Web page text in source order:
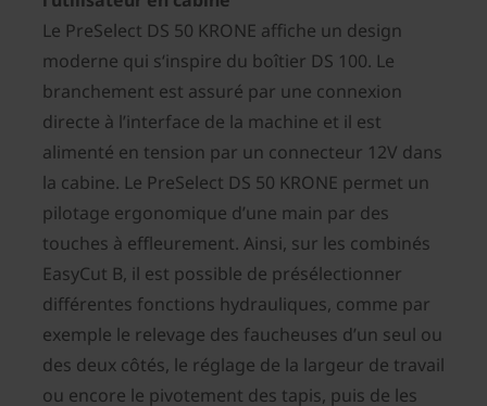
Le PreSelect DS 50 KRONE affiche un design
moderne qui s‘inspire du boîtier DS 100. Le
branchement est assuré par une connexion
directe à l’interface de la machine et il est
alimenté en tension par un connecteur 12V dans
la cabine. Le PreSelect DS 50 KRONE permet un
pilotage ergonomique d’une main par des
touches à effleurement. Ainsi, sur les combinés
EasyCut B, il est possible de présélectionner
différentes fonctions hydrauliques, comme par
exemple le relevage des faucheuses d’un seul ou
des deux côtés, le réglage de la largeur de travail
ou encore le pivotement des tapis, puis de les